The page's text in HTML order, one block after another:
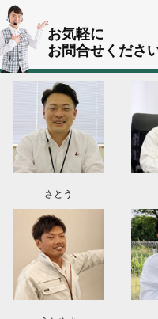
2026.08.05
群馬県伊勢崎市N様よりお問い合
群馬県高崎市O様よりお問い合わ
埼玉県上尾市K様よりお問い合
東京都日野市K様よりお問い合わ
群馬県伊勢崎市M様よりお問い
お気軽に
お問合せくださ
さとう